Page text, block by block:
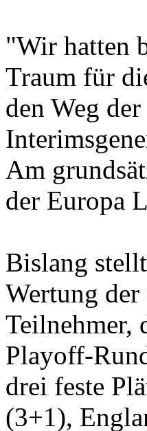
"Wir hatten
Traum für
den Weg
Am
der Europa
Bislang
Wertung
Teilnehmer,
Playoff-
drei feste
(3+1),